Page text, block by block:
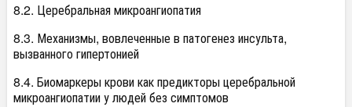
8.2. Церебральная микроангиопатия
8.3. Механизмы, вовлеченные в патогенез инсульта,
вызванного гипертонией
8.4. Биомаркеры крови как предикторы церебральной
микроангиопатии у людей без симптомов